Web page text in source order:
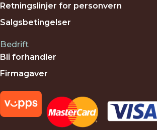
Retningslinjer for personvern
Salgsbetingelser
Bedrift
Bli forhandler
Firmagaver